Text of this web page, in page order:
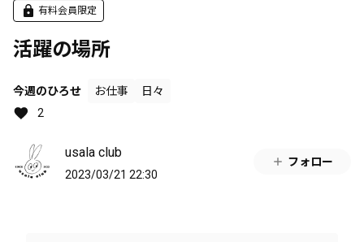
有料会員限定
活躍の場所
今週のひろせ お仕事
日々
2
usala club
2023/03/21 22:30
フォロー